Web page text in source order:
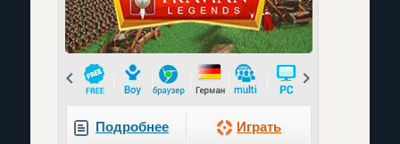
Prev
Подробнее Играть